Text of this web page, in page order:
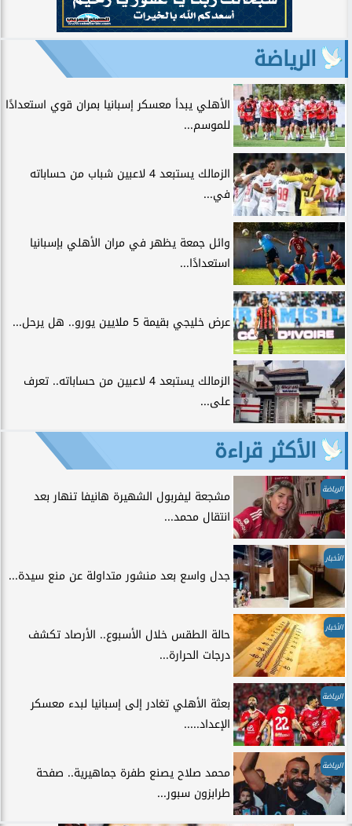
الرياضة
الأهلي يبدأ معسكر إسبانيا بمران قوي استعدادًا
للموسم...
الزمالك يستبعد 4 لاعبين شباب من حساباته
في...
وائل جمعة يظهر في مران الأهلي بإسبانيا
استعدادًا...
عرض خليجي بقيمة 5 ملايين يورو.. هل يرحل...
الزمالك يستبعد 4 لاعبين من حساباته.. تعرف
على...
الأكثر قراءة
الرياضة
مشجعة ليفربول الشهيرة هانيفا تنهار بعد
انتقال محمد...
الأخبار
جدل واسع بعد منشور متداولة عن منع سيدة...
الأخبار
حالة الطقس خلال الأسبوع.. الأرصاد تكشف
درجات الحرارة...
الرياضة
بعثة الأهلي تغادر إلى إسبانيا لبدء معسكر
الإعداد.....
الرياضة
محمد صلاح يصنع طفرة جماهيرية.. صفحة
طرابزون سبور...